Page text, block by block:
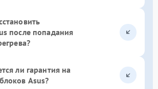
после попадания
ли гарантия на
Asus?